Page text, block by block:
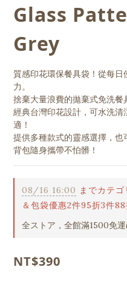
Glass
Grey
質感印花環保餐具袋！從每
力。
捨棄大量浪費的拋棄式免洗
經典台灣印花設計，可水洗
適！
提供多種款式的靈感選擇，
背包隨身攜帶不怕髒！
08/16 16:00 までカテ
＆包袋優惠2件95折3件
全ストア，全館滿1500免運
NT$390